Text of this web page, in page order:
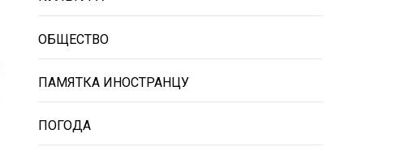
ОБЩЕСТВО
ПАМЯТКА ИНОСТРАНЦУ
ПОГОДА